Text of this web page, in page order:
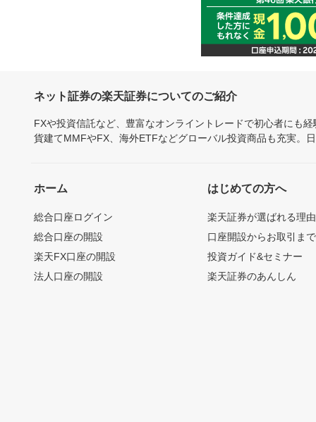
ネット証券の楽天証券についてのご紹介
FXや投資信託など、豊富なオンライントレードで初心者にも
貨建てMMFやFX、海外ETFなどグローバル投資商品も充実。
ホーム
総合口座ログイン
総合口座の開設
楽天FX口座の開設
法人口座の開設
はじめての方へ
楽天証券が選ばれる理由
口座開設からお取引ま
投資ガイド&セミナー
楽天証券のあんしん